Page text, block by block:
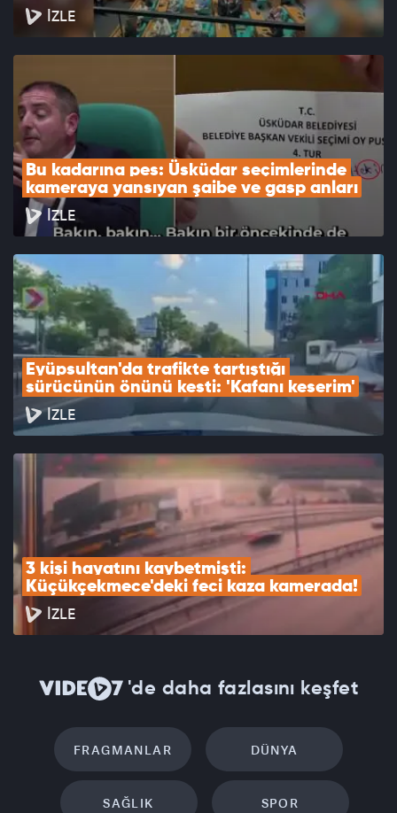
İZLE
Bu kadarına pes: Üsküdar seçimlerinde
kameraya yansıyan şaibe ve gasp anları
İZLE
Eyüpsultan'da trafikte tartıştığı
sürücünün önünü kesti: 'Kafanı keserim'
İZLE
3 kişi hayatını kaybetmişti:
Küçükçekmece'deki feci kaza kamerada!
İZLE
'de daha fazlasını keşfet
FRAGMANLAR DÜNYA
SAĞLIK SPOR